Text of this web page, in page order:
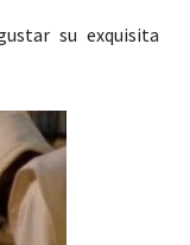
su exquisita